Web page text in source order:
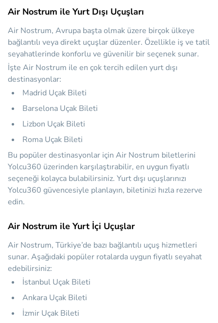
Air Nostrum ile Yurt Dışı Uçuşları
Air Nostrum, Avrupa başta olmak üzere birçok ülkeye
bağlantılı veya direkt uçuşlar düzenler. Özellikle iş ve tatil
seyahatlerinde konforlu ve güvenilir bir seçenek sunar.
İşte Air Nostrum ile en çok tercih edilen yurt dışı
destinasyonlar:
Madrid Uçak Bileti
Barselona Uçak Bileti
Lizbon Uçak Bileti
Roma Uçak Bileti
Bu popüler destinasyonlar için Air Nostrum biletlerini
Yolcu360 üzerinden karşılaştırabilir, en uygun fiyatlı
seçeneği kolayca bulabilirsiniz. Yurt dışı uçuşlarınızı
Yolcu360 güvencesiyle planlayın, biletinizi hızla rezerve
edin.
Air Nostrum ile Yurt İçi Uçuşlar
Air Nostrum, Türkiye’de bazı bağlantılı uçuş hizmetleri
sunar. Aşağıdaki popüler rotalarda uygun fiyatlı seyahat
edebilirsiniz:
İstanbul Uçak Bileti
Ankara Uçak Bileti
İzmir Uçak Bileti